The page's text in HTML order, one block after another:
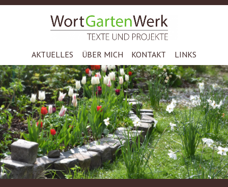
Zum
TEXTE UND PROJEKTE – DR. STEPHAN STOCKMAR
WORTGARTENWERK
AKTUELLES ÜBER MICH KONTAKT LINKS